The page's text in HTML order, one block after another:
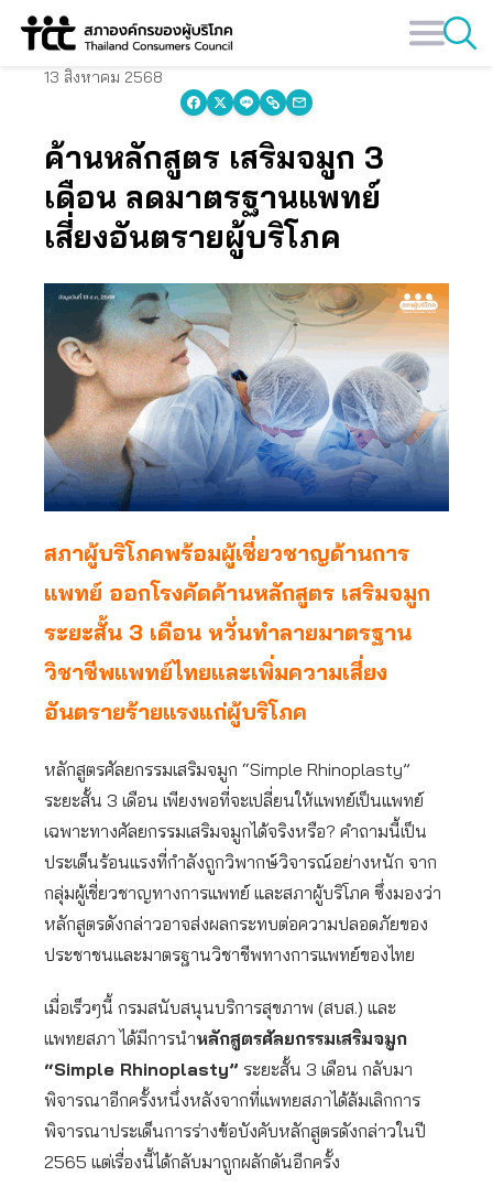
Skip
13 สิงหาคม 2568
ค้านหลักสูตร เสริมจมูก 3
เดือน ลดมาตรฐานแพทย์
เสี่ยงอันตรายผู้บริโภค
สภาผู้บริโภคพร้อมผู้เชี่ยวชาญด้านการ
แพทย์ ออกโรงคัดค้านหลักสูตร เสริมจมูก
ระยะสั้น 3 เดือน หวั่นทำลายมาตรฐาน
วิชาชีพแพทย์ไทยและเพิ่มความเสี่ยง
อันตรายร้ายแรงแก่ผู้บริโภค
หลักสูตรศัลยกรรมเสริมจมูก “Simple Rhinoplasty”
ระยะสั้น 3 เดือน เพียงพอที่จะเปลี่ยนให้แพทย์เป็นแพทย์
เฉพาะทางศัลยกรรมเสริมจมูกได้จริงหรือ? คำถามนี้เป็น
ประเด็นร้อนแรงที่กำลังถูกวิพากษ์วิจารณ์อย่างหนัก จาก
กลุ่มผู้เชี่ยวชาญทางการแพทย์ และสภาผู้บริโภค ซึ่งมองว่า
หลักสูตรดังกล่าวอาจส่งผลกระทบต่อความปลอดภัยของ
ประชาชนและมาตรฐานวิชาชีพทางการแพทย์ของไทย
เมื่อเร็วๆนี้ กรมสนับสนุนบริการสุขภาพ (สบส.) และ
แพทยสภา ได้มีการนำหลักสูตรศัลยกรรมเสริมจมูก
“Simple Rhinoplasty” ระยะสั้น 3 เดือน กลับมา
พิจารณาอีกครั้งหนึ่งหลังจากที่แพทยสภาได้ล้มเลิกการ
พิจารณาประเด็นการร่างข้อบังคับหลักสูตรดังกล่าวในปี
2565 แต่เรื่องนี้ได้กลับมาถูกผลักดันอีกครั้ง